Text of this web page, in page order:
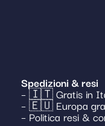
Spedizioni & resi
– 🇮🇹 Gratis in
– 🇪🇺 Europa
– Politica resi &